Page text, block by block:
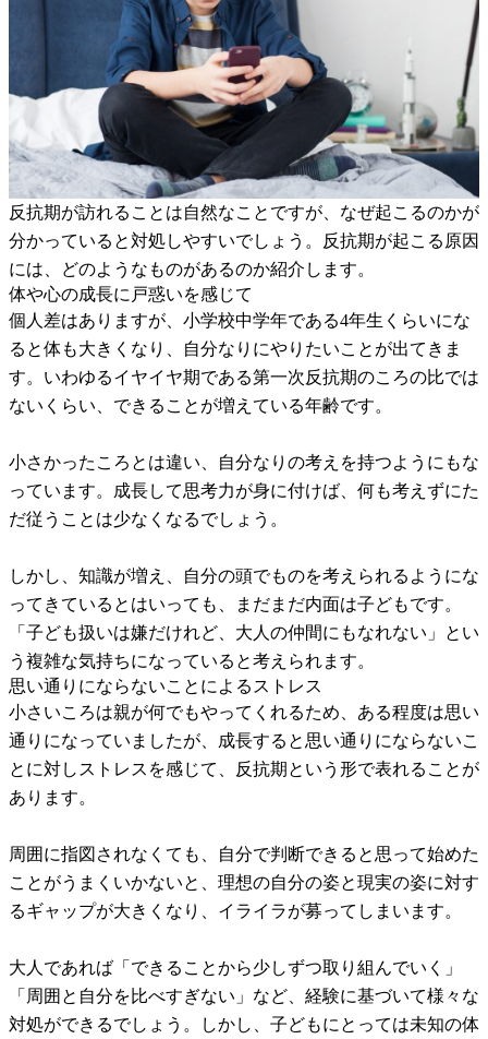
反抗期が訪れることは自然なことですが、なぜ起こるのかが
分かっていると対処しやすいでしょう。反抗期が起こる原因
には、どのようなものがあるのか紹介します。
体や心の成長に戸惑いを感じて
個人差はありますが、小学校中学年である4年生くらいにな
ると体も大きくなり、自分なりにやりたいことが出てきま
す。いわゆるイヤイヤ期である第一次反抗期のころの比では
ないくらい、できることが増えている年齢です。
小さかったころとは違い、自分なりの考えを持つようにもな
っています。成長して思考力が身に付けば、何も考えずにた
だ従うことは少なくなるでしょう。
しかし、知識が増え、自分の頭でものを考えられるようにな
ってきているとはいっても、まだまだ内面は子どもです。
「子ども扱いは嫌だけれど、大人の仲間にもなれない」とい
う複雑な気持ちになっていると考えられます。
思い通りにならないことによるストレス
小さいころは親が何でもやってくれるため、ある程度は思い
通りになっていましたが、成長すると思い通りにならないこ
とに対しストレスを感じて、反抗期という形で表れることが
あります。
周囲に指図されなくても、自分で判断できると思って始めた
ことがうまくいかないと、理想の自分の姿と現実の姿に対す
るギャップが大きくなり、イライラが募ってしまいます。
大人であれば「できることから少しずつ取り組んでいく」
「周囲と自分を比べすぎない」など、経験に基づいて様々な
対処ができるでしょう。しかし、子どもにとっては未知の体